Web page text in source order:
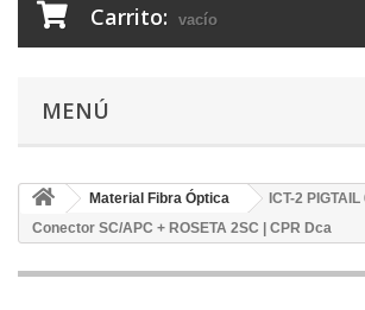
Carrito: vacío
MENÚ
Material Fibra Óptica
ICT-2
Conector SC/APC + ROSETA 2SC | CPR Dca